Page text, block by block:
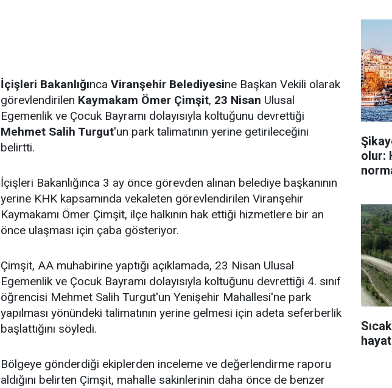
İçişleri Bakanlığınca Viranşehir Belediyesine Başkan Vekili olarak
görevlendirilen Kaymakam Ömer Çimşit, 23 Nisan Ulusal
Egemenlik ve Çocuk Bayramı dolayısıyla koltuğunu devrettiği
Mehmet Salih Turgut'un park talimatının yerine getirileceğini
belirtti.
İçişleri Bakanlığınca 3 ay önce görevden alınan belediye başkanının
yerine KHK kapsamında vekaleten görevlendirilen Viranşehir
Kaymakamı Ömer Çimşit, ilçe halkının hak ettiği hizmetlere bir an
önce ulaşması için çaba gösteriyor.
Çimşit, AA muhabirine yaptığı açıklamada, 23 Nisan Ulusal
Egemenlik ve Çocuk Bayramı dolayısıyla koltuğunu devrettiği 4. sınıf
öğrencisi Mehmet Salih Turgut'un Yenişehir Mahallesi'ne park
yapılması yönündeki talimatının yerine gelmesi için adeta seferberlik
başlattığını söyledi.
Bölgeye gönderdiği ekiplerden inceleme ve değerlendirme raporu
aldığını belirten Çimşit, mahalle sakinlerinin daha önce de benzer
olur: